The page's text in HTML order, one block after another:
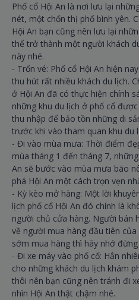
Phố cổ Hội An là nơi lưu lại
nét, một chốn thị phố bình yên.
Hội An bạn cũng nên lưu lại
thể trở thành một người khách
này nhé.
- Trốn vé: Phố cổ Hội An hiện
thu hút rất nhiều khách du lịch.
ở Hội An đã có thực hiện chính
những khu du lịch ở phố cổ
thu nhập để bảo tồn những di
trước khi vào tham quan khu du
- Đi vào mùa mưa: Thời điểm
mùa tháng 1 đến tháng 7,
An sẽ bước vào mùa mưa bão
phá Hội An một cách trọn vẹn
- Kỳ kèo mở hàng: Một lời
lịch phố cổ Hội An đó chính là
người chủ cửa hàng. Người bán
về người mua hàng đầu tiên
sớm mua hàng thì hãy nhớ
- Đi xe máy vào phố cổ: Hẳn
cho những khách du lịch khám
thôi nên bạn cũng nên tránh đi
nhìn Hội An thật chậm nhé.